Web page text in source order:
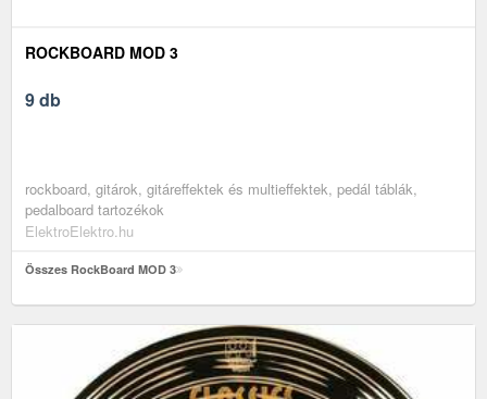
ROCKBOARD MOD 3
9 db
rockboard, gitárok, gitáreffektek és multieffektek, pedál táblák,
pedalboard tartozékok
ElektroElektro.hu
Összes RockBoard MOD 3